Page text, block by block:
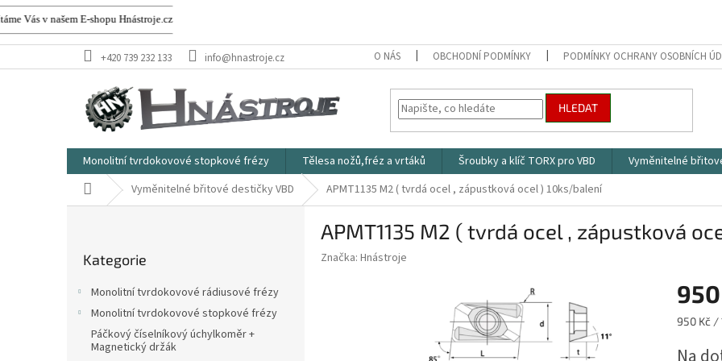
našem E-shopu Hnástroje.cz
na
+420 739 232 133 info@hnastroje.cz O NÁS OBCHODNÍ PODMÍNKY PODMÍNKY OCHRANY OSOBNÍCH
HLEDAT
Monolitní tvrdokovové stopkové frézy Tělesa nožů,fréz a vrtáků Šroubky a klíč TORX pro VBD Vyměnitelné
Domů Vyměnitelné břitové destičky VBD APMT1135 M2 ( tvrdá ocel , zápustková ocel ) 10ks/balení
kategorie
Kategorie
Monolitní tvrdokovové rádiusové frézy
Monolitní tvrdokovové stopkové frézy
Páčkový číselníkový úchylkoměr +
Magnetický držák
APMT1135 M2 ( tvrdá ocel , zápustková
Značka: Hnástroje
Měrná
950 Kč /